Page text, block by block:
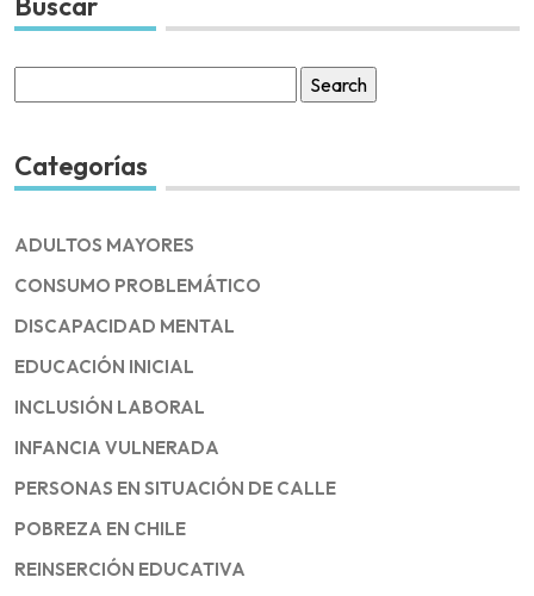
for:
Categorías
ADULTOS MAYORES
CONSUMO PROBLEMÁTICO
DISCAPACIDAD MENTAL
EDUCACIÓN INICIAL
INCLUSIÓN LABORAL
INFANCIA VULNERADA
PERSONAS EN SITUACIÓN DE CALLE
POBREZA EN CHILE
REINSERCIÓN EDUCATIVA